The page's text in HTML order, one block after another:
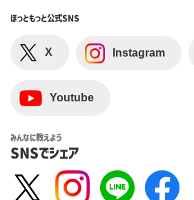
ほっともっと公式SNS
X Instagram
Youtube
みんなに教えよう
SNSでシェア